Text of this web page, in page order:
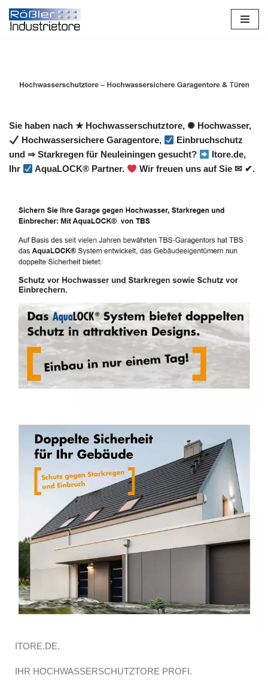
Zum
Sie haben nach ★ Hochwasserschutztore, ✺ Hochwasser,
Hochwassersichere Garagentore,
Einbruchschutz
und ⇒ Starkregen für Neuleiningen gesucht?
Itore.de,
Ihr
AquaLOCK® Partner. Wir freuen uns auf Sie ✉ ✔.
ITORE.DE.
IHR HOCHWASSERSCHUTZTORE PROFI.